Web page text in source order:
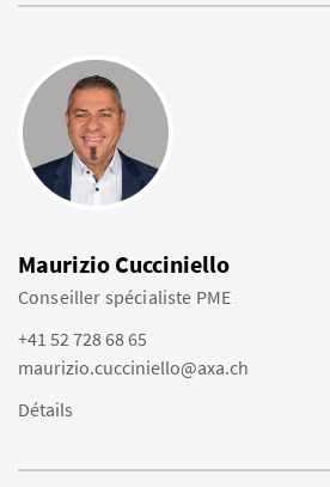
Maurizio Cucciniello
Conseiller spécialiste PME
+41 52 728 68 65
maurizio.cucciniello@axa.ch
Détails